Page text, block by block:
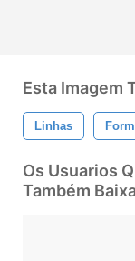
Esta Imagem
Linhas
Os Usuarios
Também